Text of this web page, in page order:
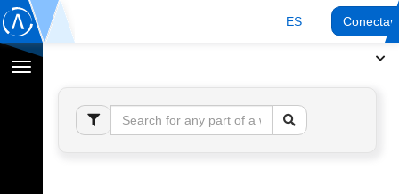
ES
Cambiar
navegación